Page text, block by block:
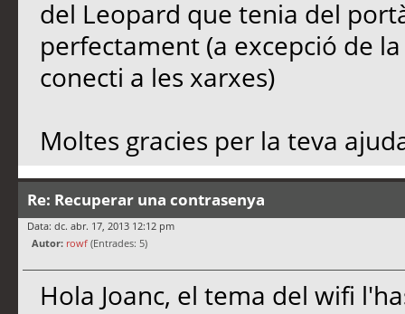
del Leopard que tenia del
perfectament (a excepció de
conecti a les xarxes)
Moltes gracies per la teva
Re: Recuperar una contrasenya
Data: dc. abr. 17, 2013 12:12 pm
Autor: rowf (Entrades: 5)
Hola Joanc, el tema del wifi